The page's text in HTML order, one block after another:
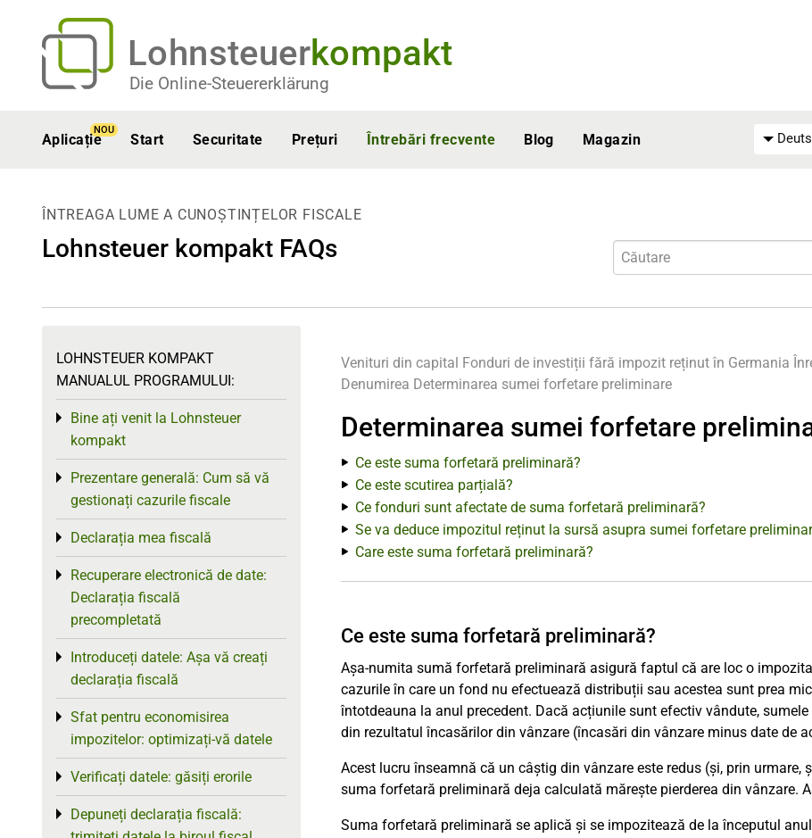
Lohnsteuerkompakt
Die Online-Steuererklärung
Aplicație
NOU
Start Securitate Prețuri Întrebări frecvente Blog Magazin
ÎNTREAGA LUME A CUNOȘTINȚELOR FISCALE
Lohnsteuer kompakt FAQs
Venituri din capital Fonduri de investiții fără impozit reținut în Germania
Denumirea Determinarea sumei forfetare preliminare
Determinarea sumei forfetare
Ce este suma forfetară preliminară?
Ce este scutirea parțială?
Ce fonduri sunt afectate de suma forfetară preliminară?
Se va deduce impozitul reținut la sursă asupra sumei forfetare
Care este suma forfetară preliminară?
Ce este suma forfetară preliminară?
Așa-numita sumă forfetară preliminară asigură faptul că are loc o
cazurile în care un fond nu efectuează distribuții sau acestea sunt prea
întotdeauna la anul precedent. Dacă acțiunile sunt efectiv vândute,
din rezultatul încasărilor din vânzare (încasări din vânzare minus date de
Acest lucru înseamnă că un câștig din vânzare este redus (și, prin
suma forfetară preliminară deja calculată mărește pierderea din vânzare.
Suma forfetară preliminară se aplică și se impozitează de la începutul
LOHNSTEUER KOMPAKT
MANUALUL PROGRAMULUI:
Bine ați venit la Lohnsteuer
kompakt
Toggle menu
Prezentare generală: Cum să vă
gestionați cazurile fiscale
Toggle menu
Declarația mea fiscală
Toggle menu
Recuperare electronică de date:
Declarația fiscală
precompletată
Toggle menu
Introduceți datele: Așa vă creați
declarația fiscală
Toggle menu
Sfat pentru economisirea
impozitelor: optimizați-vă datele
Toggle menu
Verificați datele: găsiți erorile
Toggle menu
Depuneți declarația fiscală:
Toggle menu